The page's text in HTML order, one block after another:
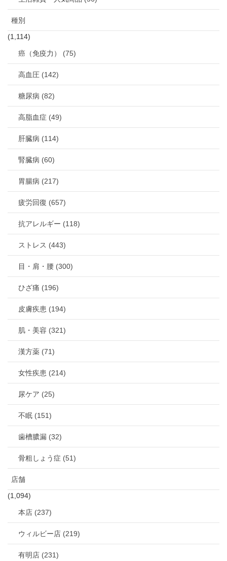
種別
(1,114)
癌（免疫力） (75)
高血圧 (142)
糖尿病 (82)
高脂血症 (49)
肝臓病 (114)
腎臓病 (60)
胃腸病 (217)
疲労回復 (657)
抗アレルギー (118)
ストレス (443)
目・肩・腰 (300)
ひざ痛 (196)
皮膚疾患 (194)
肌・美容 (321)
漢方薬 (71)
女性疾患 (214)
尿ケア (25)
不眠 (151)
歯槽膿漏 (32)
骨粗しょう症 (51)
店舗
(1,094)
本店 (237)
ウィルビー店 (219)
有明店 (231)